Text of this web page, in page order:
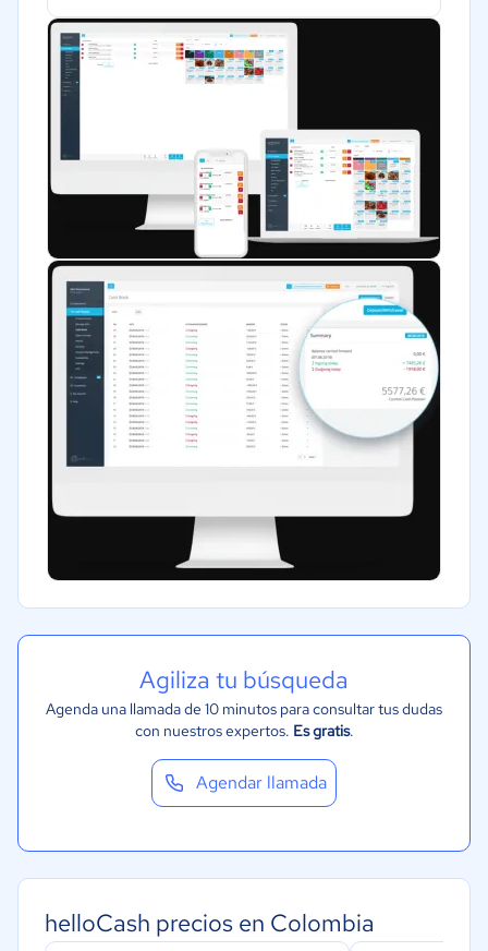
Agiliza tu búsqueda
Agenda una llamada de 10 minutos para consultar tus dudas
con nuestros expertos. Es gratis.
Agendar llamada
helloCash precios en Colombia